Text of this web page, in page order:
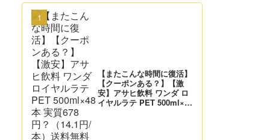
【またこんな時間に復活】
【クーポンある？】【激
安】アサヒ飲料 ワンダ ロ
イヤルラテ PET 500ml×48